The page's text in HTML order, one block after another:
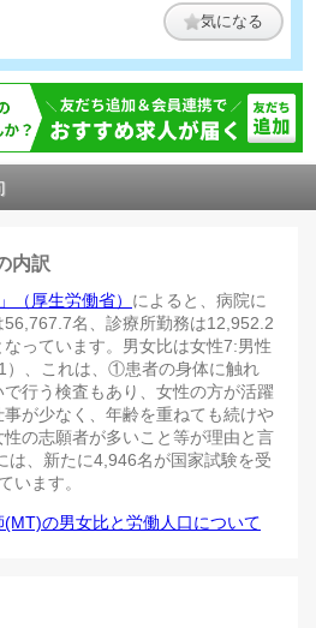
気になる
内訳
（厚生労働省） によると、病院に
名、診療所勤務は12,952.2
っています。男女比は女性7:男性
、これは、①患者の身体に触れ
行う検査もあり、女性の方が活躍
が少なく、年齢を重ねても続けや
の志願者が多いこと等が理由と言
は、新たに4,946名が国家試験を受
います。
の男女比と労働人口について